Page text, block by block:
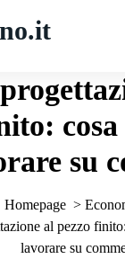
su
Homepage>
al pezzo
lavorare su